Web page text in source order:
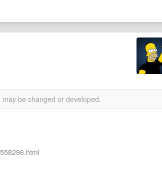
be changed or developed.